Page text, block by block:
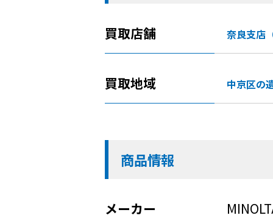
買取店舗 奈良支店
買取地域 中京区の
商品情報
メーカー